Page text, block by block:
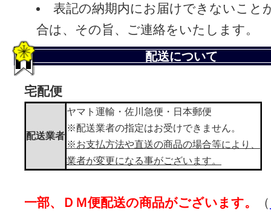
表記の納期内にお届けできないこと
合は、その旨、ご連絡をいたします。
配送について
宅配便
配送業者
ヤマト運輸・佐川急便・日本郵便
※配送業者の指定はお受けできません。
※お支払方法や直送の商品の場合等により、
業者が変更になる事がございます。
一部、ＤＭ便配送の商品がございます。 （